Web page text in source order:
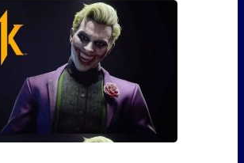
сцен после титров у
каждый фильм – это повод